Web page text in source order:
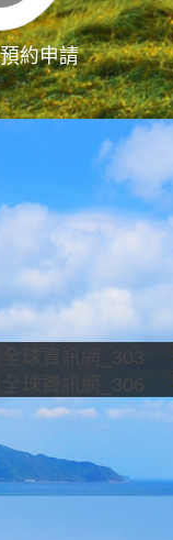
約申請